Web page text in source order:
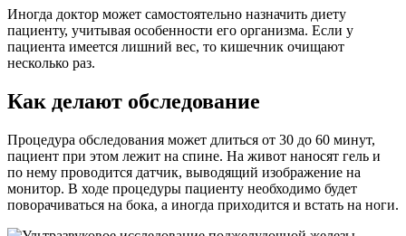
Иногда доктор может самостоятельно назначить диету
пациенту, учитывая особенности его организма. Если у
пациента имеется лишний вес, то кишечник очищают
несколько раз.
Как делают обследование
Процедура обследования может длиться от 30 до 60 минут,
пациент при этом лежит на спине. На живот наносят гель и
по нему проводится датчик, выводящий изображение на
монитор. В ходе процедуры пациенту необходимо будет
поворачиваться на бока, а иногда приходится и встать на ноги.